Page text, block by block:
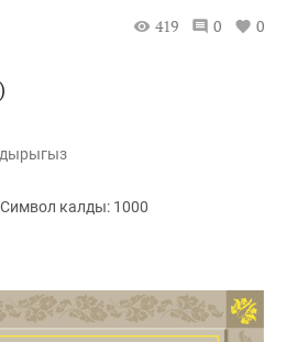
419 0 0
Cимвол калды: 1000